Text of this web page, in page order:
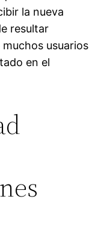
la nueva
resultar
usuarios
en el